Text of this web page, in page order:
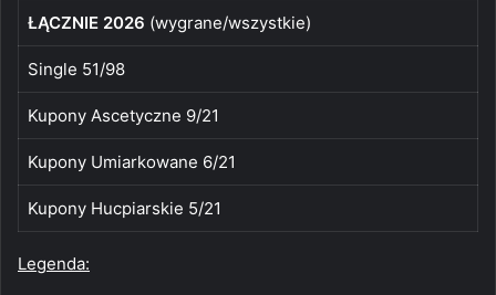
ŁĄCZNIE 2026 (wygrane/wszystkie)
Single 51/98
Kupony Ascetyczne 9/21
Kupony Umiarkowane 6/21
Kupony Hucpiarskie 5/21
Legenda: